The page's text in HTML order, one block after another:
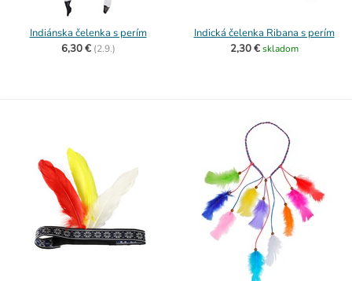
Indiánska čelenka s perím
6,30 € (2.9.)
Indická čelenka Ribana s perím
2,30 € skladom